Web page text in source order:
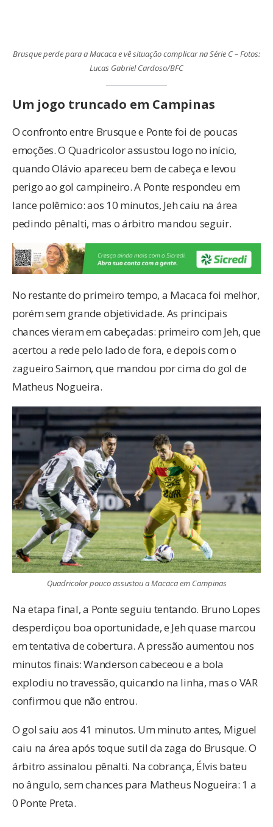
Brusque perde para a Macaca e vê situação complicar na Série C – Fotos:
Lucas Gabriel Cardoso/BFC
Um jogo truncado em Campinas
O confronto entre Brusque e Ponte foi de poucas
emoções. O Quadricolor assustou logo no início,
quando Olávio apareceu bem de cabeça e levou
perigo ao gol campineiro. A Ponte respondeu em
lance polêmico: aos 10 minutos, Jeh caiu na área
pedindo pênalti, mas o árbitro mandou seguir.
No restante do primeiro tempo, a Macaca foi melhor,
porém sem grande objetividade. As principais
chances vieram em cabeçadas: primeiro com Jeh, que
acertou a rede pelo lado de fora, e depois com o
zagueiro Saimon, que mandou por cima do gol de
Matheus Nogueira.
Quadricolor pouco assustou a Macaca em Campinas
Na etapa final, a Ponte seguiu tentando. Bruno Lopes
desperdiçou boa oportunidade, e Jeh quase marcou
em tentativa de cobertura. A pressão aumentou nos
minutos finais: Wanderson cabeceou e a bola
explodiu no travessão, quicando na linha, mas o VAR
confirmou que não entrou.
O gol saiu aos 41 minutos. Um minuto antes, Miguel
caiu na área após toque sutil da zaga do Brusque. O
árbitro assinalou pênalti. Na cobrança, Élvis bateu
no ângulo, sem chances para Matheus Nogueira: 1 a
0 Ponte Preta.